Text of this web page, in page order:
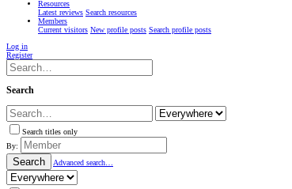
Resources
Latest reviews Search resources
Members
Current visitors New profile posts Search profile posts
Log in
Register
Search
Search titles only
By:
Search Advanced search…